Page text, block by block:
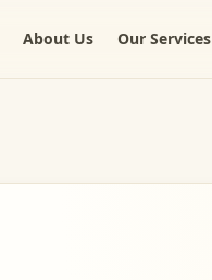
About Us Our Services